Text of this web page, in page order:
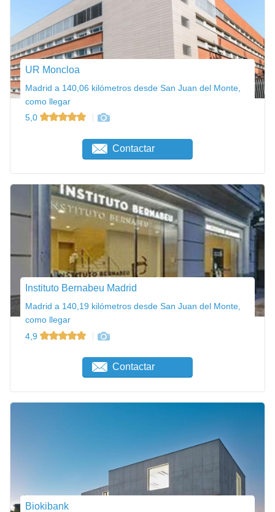
UR Moncloa
Madrid a 140,06 kilómetros desde San Juan del Monte,
como llegar
5,0
Contactar
Instituto Bernabeu Madrid
Madrid a 140,19 kilómetros desde San Juan del Monte,
como llegar
4,9
Contactar
Biokibank